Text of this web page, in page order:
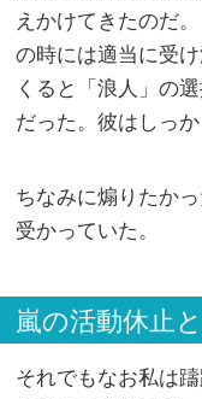
えかけてきたのだ
の時には適当に受
くると「浪人」の
だった。彼はしっ
ちなみに煽りたか
受かっていた。
嵐の活動休止
それでもなお私は